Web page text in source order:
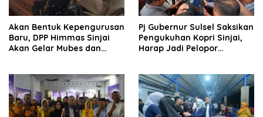
Akan Bentuk Kepengurusan
Baru, DPP Himmas Sinjai
Akan Gelar Mubes dan
Pj Gubernur Sulsel Saksikan
Pengukuhan Kopri Sinjai,
Harap Jadi Pelopor